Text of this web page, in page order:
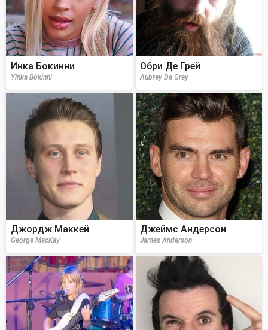
Инка Бокинни
Yinka Bokinni
Обри Де Грей
Aubrey De Grey
Джордж Маккей
George MacKay
Джеймс Андерсон
James Anderson